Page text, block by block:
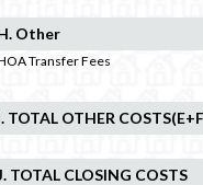
Other
Transfer Fees
TOTAL OTHER
TOTAL CLOSING COSTS